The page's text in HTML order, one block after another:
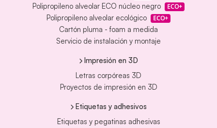
Polipropileno alveolar ECO núcleo negro ECO+
Polipropileno alveolar ecológico ECO+
Cartón pluma - foam a medida
Servicio de instalación y montaje
Impresión en 3D
Letras corpóreas 3D
Proyectos de impresión en 3D
Etiquetas y adhesivos
Etiquetas y pegatinas adhesivas